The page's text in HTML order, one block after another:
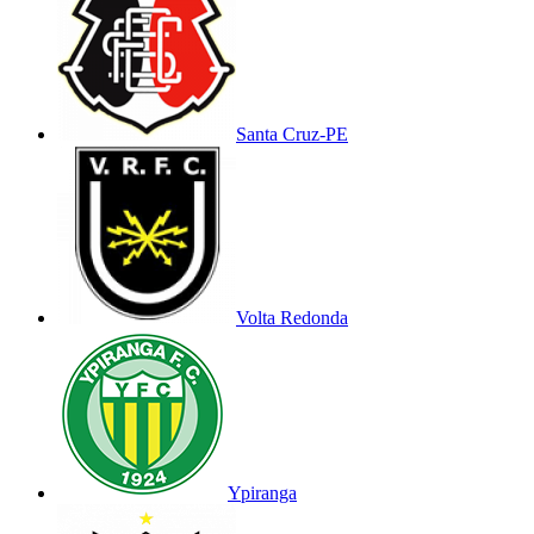
Santa Cruz-PE
Volta Redonda
Ypiranga